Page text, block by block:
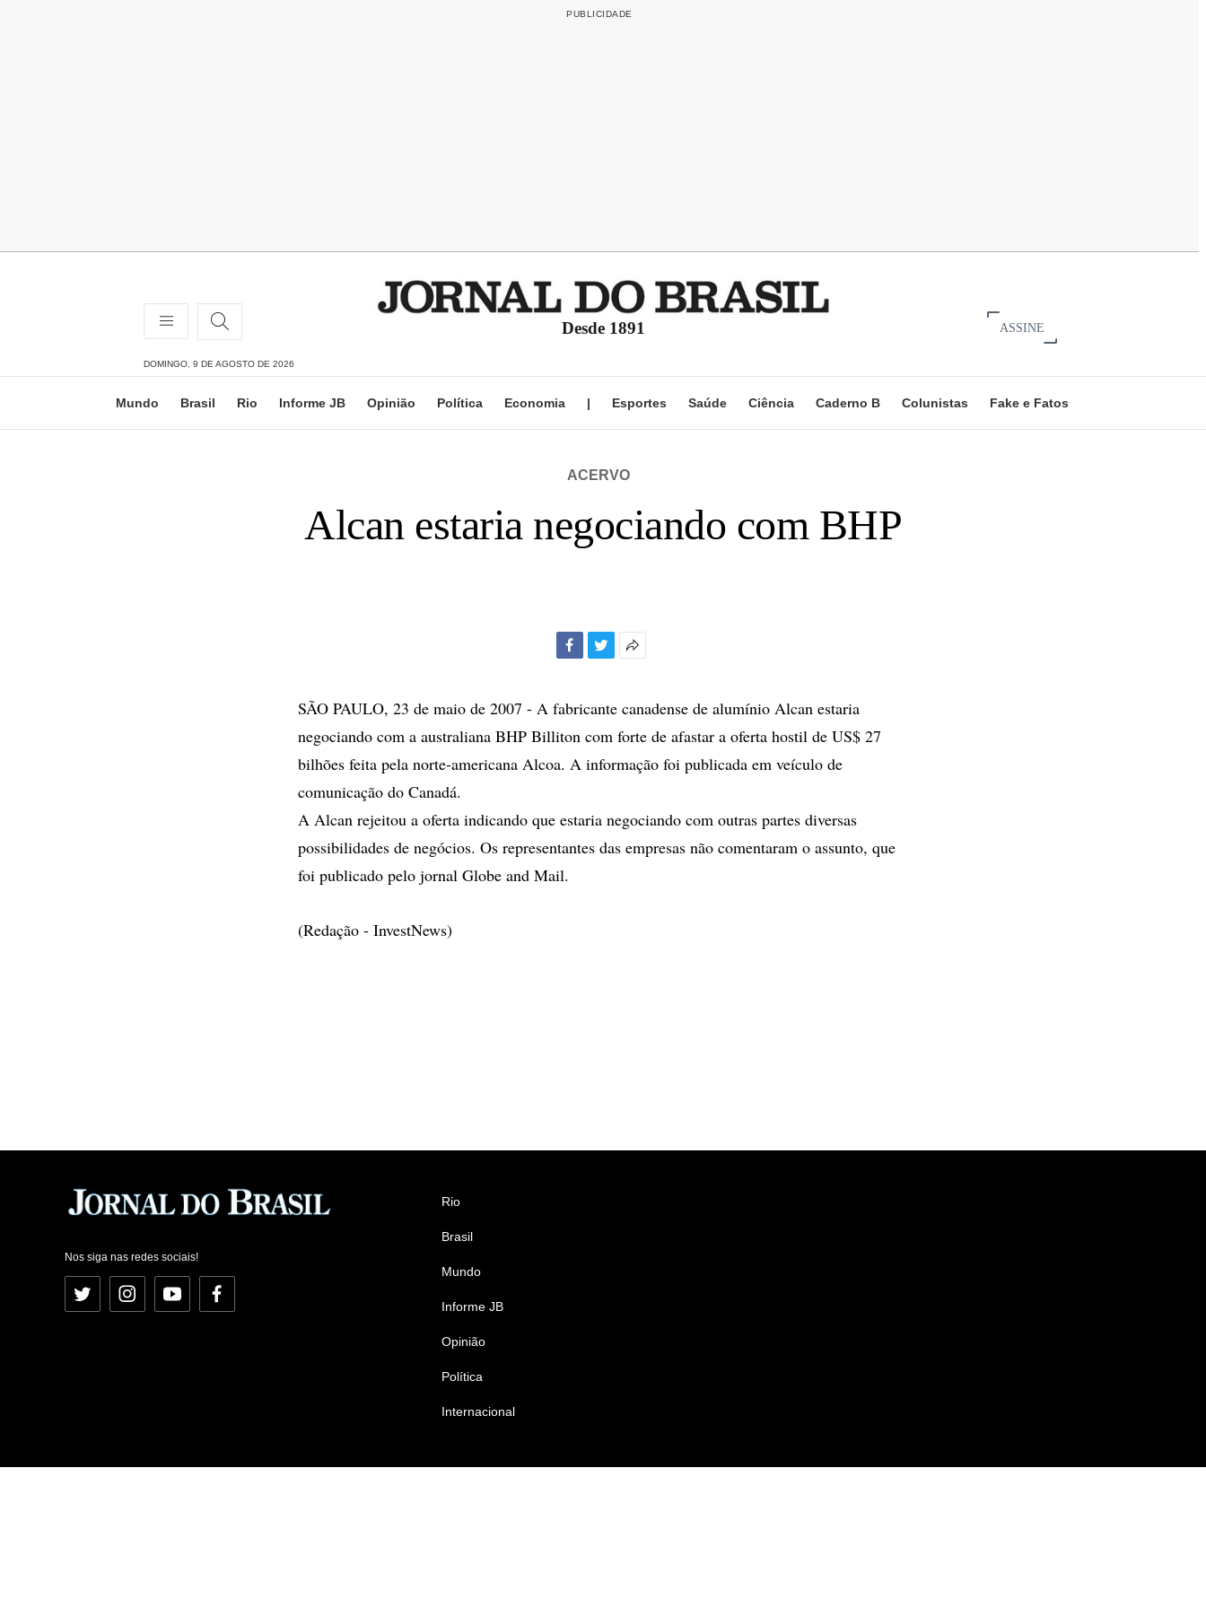
Desde 1891 ASSINE
DOMINGO, 9 DE AGOSTO DE 2026
Mundo Brasil Rio Informe JB Opinião Política Economia | Esportes Saúde Ciência Caderno B Colunistas Fake e Fatos
ACERVO
Alcan estaria negociando com BHP
compartilhamento
SÃO PAULO, 23 de maio de 2007 - A fabricante canadense de alumínio Alcan estaria
negociando com a australiana BHP Billiton com forte de afastar a oferta hostil de US$ 27
bilhões feita pela norte-americana Alcoa. A informação foi publicada em veículo de
comunicação do Canadá.
A Alcan rejeitou a oferta indicando que estaria negociando com outras partes diversas
possibilidades de negócios. Os representantes das empresas não comentaram o assunto, que
foi publicado pelo jornal Globe and Mail.
(Redação - InvestNews)
Nos siga nas redes sociais!
Twitter InstagramYouTubeFacebook
Rio
Brasil
Mundo
Informe JB
Opinião
Política
Internacional